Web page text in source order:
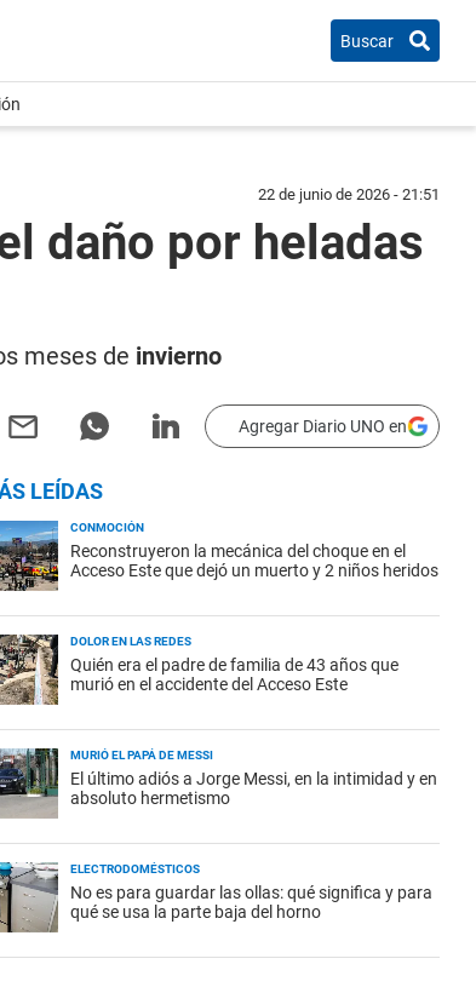
Buscar
22 de junio de 2026 - 21:51
daño por heladas
meses de invierno
Agregar Diario UNO en
LEÍDAS
CONMOCIÓN
Reconstruyeron la mecánica del choque en el
Acceso Este que dejó un muerto y 2 niños heridos
DOLOR EN LAS REDES
Quién era el padre de familia de 43 años que
murió en el accidente del Acceso Este
MURIÓ EL PAPÁ DE MESSI
El último adiós a Jorge Messi, en la intimidad y en
absoluto hermetismo
ELECTRODOMÉSTICOS
No es para guardar las ollas: qué significa y para
qué se usa la parte baja del horno